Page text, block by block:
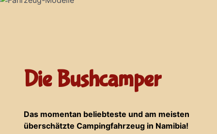
Die Bushcamper
Das momentan beliebteste und am meisten
überschätzte Campingfahrzeug in Namibia!